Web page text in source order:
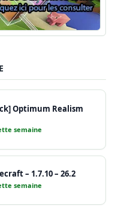
Optimum Realism
semaine
– 1.7.10 – 26.2
semaine